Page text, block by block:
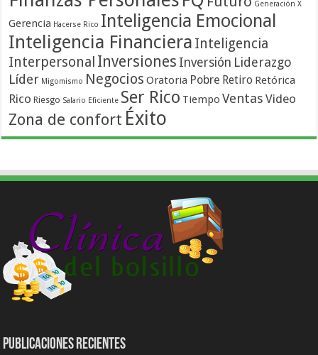
Generación X
Gerencia Hacerse Rico Inteligencia Emocional
Inteligencia Financiera Inteligencia
Interpersonal Inversiones Inversión Liderazgo
Líder Migomismo Negocios Oratoria Pobre Retiro Retórica
Rico Riesgo Salario Eficiente Ser Rico Tiempo Ventas Video
Zona de confort Éxito
Publicaciones Recientes